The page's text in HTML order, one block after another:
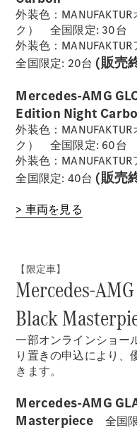
外装色：
ク） 全国限定: 30台
外装色：
全国限定: 20台(販売
Mercedes-AMG
Edition Night
外装色：
ク） 全国限定: 60台
外装色：
全国限定: 40台(販売
> 車両を見る
【限定車】
Mercedes-
Black
一部オンラインショー
り置きの申込により、
きます。
Mercedes-AMG
Masterpiece 全国